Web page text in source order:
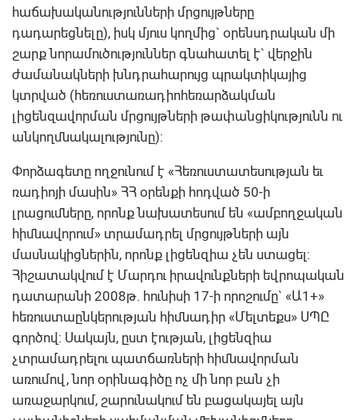
հաճախականությունների մրցույթները
դադարեցնելը), իսկ մյուս կողմից` օրենսդրական մի
շարք նորամուծություններ գնահատել է` վերջին
ժամանակների խնդրահարույց պրակտիկայից
կտրված (հեռուստառադիոհեռարձակման
լիցենզավորման մրցույթների թափանցիկությունն ու
անկողմնակալությունը):
Փորձագետը ողջունում է «Հեռուստատեսության եւ
ռադիոյի մասին» ՀՀ օրենքի հոդված 50-ի
լրացումները, որոնք նախատեսում են «ամբողջական
հիմնավորում» տրամադրել մրցույթների այն
մասնակիցներին, որոնք լիցենզիա չեն ստացել:
Հիշատակվում է Մարդու իրավունքների եվրոպական
դատարանի 2008թ. հունիսի 17-ի որոշումը` «Ա1+»
հեռուստաընկերության հիմնադիր «Մելտեքս» ՍՊԸ
գործով: Սակայն, ըստ էության, լիցենզիա
չտրամադրելու պատճառների հիմնավորման
առումով, նոր օրինագիծը ոչ մի նոր բան չի
առաջարկում, շարունակում են բացակայել այն